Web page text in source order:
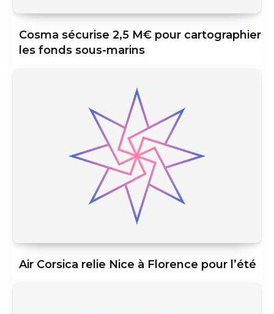
Cosma sécurise 2,5 M€ pour cartographier
les fonds sous-marins
Air Corsica relie Nice à Florence pour l’été